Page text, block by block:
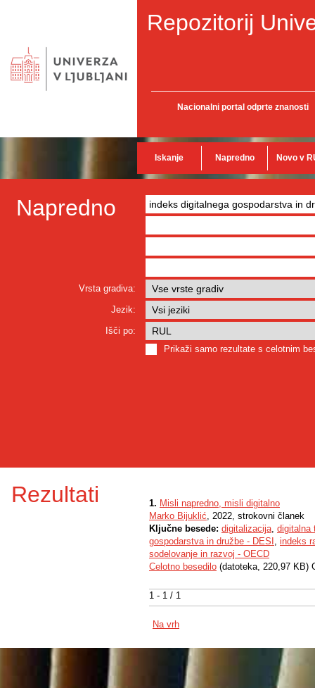
Repozitorij
Nacionalni portal odprte znanosti
Iskanje Napredno Novo v
Napredno
Vrsta gradiva:
Jezik:
Išči po:
Prikaži samo rezultate s celotnim
Rezultati
1 - 1 / 1
1. Misli napredno, misli digitalno
Marko Bijuklić, 2022, strokovni članek
Ključne besede: digitalizacija, digitalna
gospodarstva in družbe - DESI , indeks
sodelovanje in razvoj - OECD
Celotno besedilo (datoteka, 220,97 KB)
Na vrh